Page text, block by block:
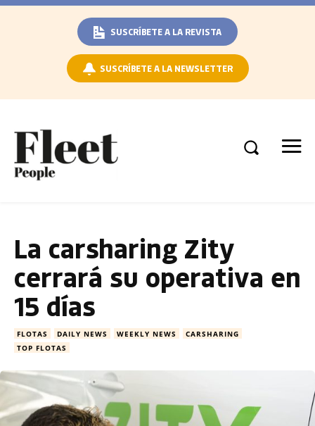
SUSCRÍBETE A LA REVISTA
SUSCRÍBETE A LA NEWSLETTER
La carsharing Zity
cerrará su operativa en
15 días
FLOTAS DAILY NEWS WEEKLY NEWS
CARSHARING
TOP FLOTAS